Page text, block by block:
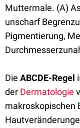
Muttermale. (A)
unscharf
Pigmentierung,
Die ABCDE-Regel
der Dermatologie
makroskopischen